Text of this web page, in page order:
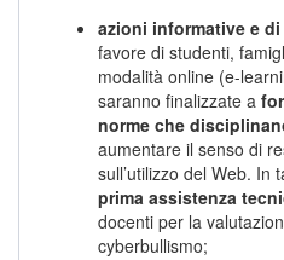
azioni informative e
favore di studenti,
modalità online (e-
saranno finalizzate a
norme che
aumentare il senso di
sull’utilizzo del Web. In
prima assistenza
docenti per la
cyberbullismo;